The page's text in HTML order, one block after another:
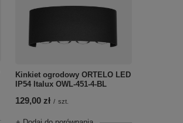
Kinkiet ogrodowy ORTELO LED
IP54 Italux OWL-451-4-BL
129,00 zł / szt.